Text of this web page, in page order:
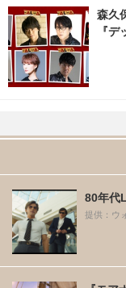
森久
『
80年代
提供：ウ